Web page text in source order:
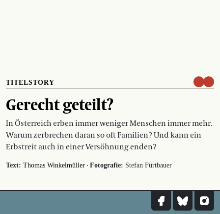
TITELSTORY
Gerecht geteilt?
In Österreich erben immer weniger Menschen immer mehr.
Warum zerbrechen daran so oft Familien? Und kann ein
Erbstreit auch in einer Versöhnung enden?
Text: Thomas Winkelmüller · Fotografie: Stefan Fürtbauer